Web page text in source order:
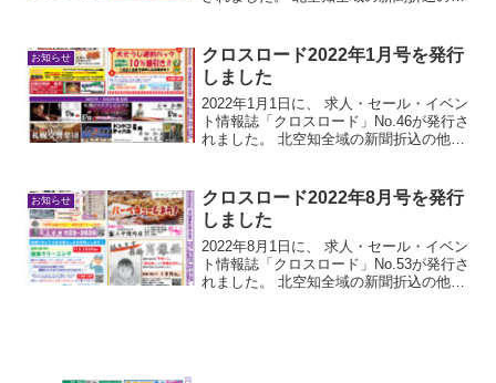
非ご覧ください
お知らせ
クロスロード2022年1月号を発行
しました
2022年1月1日に、 求人・セール・イベン
ト情報誌「クロスロード」No.46が発行さ
れました。 北空知全域の新聞折込の他、
覧ください
お知らせ
クロスロード2022年8月号を発行
しました
2022年8月1日に、 求人・セール・イベン
ト情報誌「クロスロード」No.53が発行さ
れました。 北空知全域の新聞折込の他、